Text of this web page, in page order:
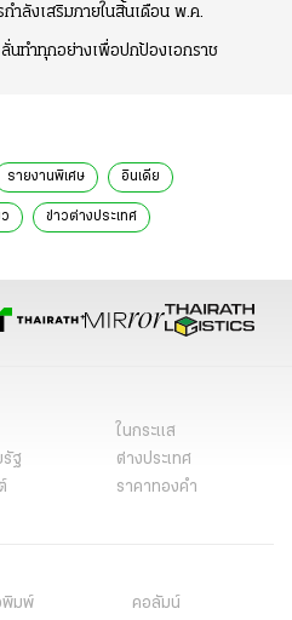
ำลังเสริมภายในสิ้นเดือน พ.ค.
นทำทุกอย่างเพื่อปกป้องเอกราช
รายงานพิเศษ อินเดีย
ข่าวต่างประเทศ
ะเทศ ไทยรัฐออนไลน์ ข่าววันนี้
ในกระแส
รัฐ
ต่างประเทศ
ราคาทองคำ
พิมพ์
คอลัมน์